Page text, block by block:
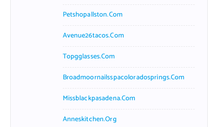
Petshopallston.com
Avenue26tacos.com
Topgglasses.com
Broadmoornailsspacoloradosprings.com
Missblackpasadena.com
Anneskitchen.org